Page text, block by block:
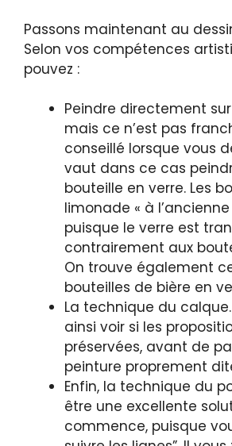
Passons maintenant au
Selon vos compétences
pouvez :
Peindre directement
mais ce n’est pas
conseillé lorsque vous
vaut dans ce cas
bouteille en verre. Les
limonade « à
puisque le verre est
contrairement aux
On trouve également
bouteilles de bière en
La technique du
ainsi voir si les
préservées, avant de
peinture proprement
Enfin, la technique du
être une excellente
commence, puisque